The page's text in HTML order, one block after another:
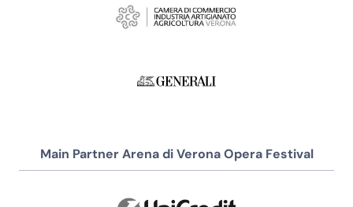
Main Partner Arena di Verona Opera Festival